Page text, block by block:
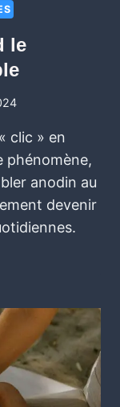
le
clic » en
phénomène,
anodin au
devenir